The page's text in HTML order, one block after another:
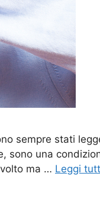
sempre stati
una
ma … Leggi